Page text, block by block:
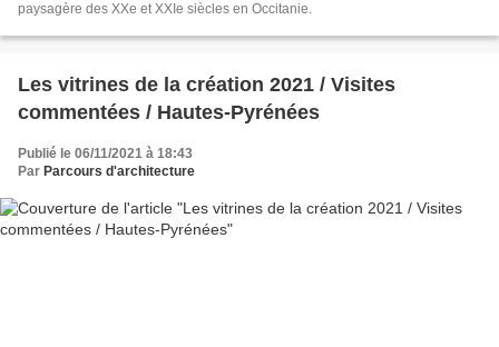
paysagère des XXe et XXIe siècles en Occitanie.
Les vitrines de la création 2021 / Visites
commentées / Hautes-Pyrénées
Publié le 06/11/2021 à 18:43
Par Parcours d'architecture